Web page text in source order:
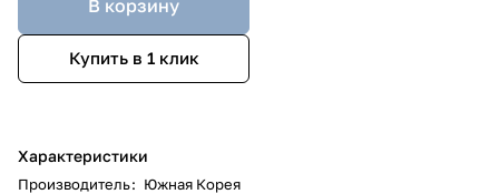
В корзину
Купить в 1 клик
Характеристики
Производитель: Южная Корея